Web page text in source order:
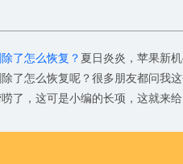
了怎么恢复？ 夏日炎炎，苹果新
了怎么恢复呢？很多朋友都问我
了，这可是小编的长项，这就来